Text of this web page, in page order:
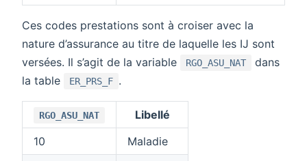
Ces codes prestations sont à croiser avec la
nature d’assurance au titre de laquelle les IJ sont
versées. Il s’agit de la variable
RGO_ASU_NAT
dans
la table
ER_PRS_F .
RGO_ASU_NAT
Libellé
10
Maladie